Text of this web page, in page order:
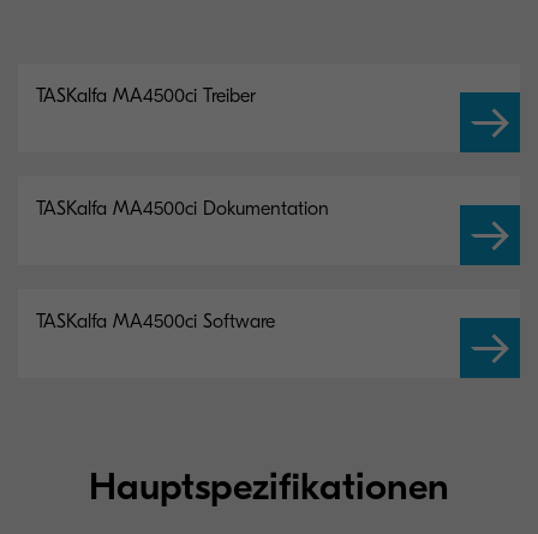
TASKalfa MA4500ci Treiber
TASKalfa MA4500ci Dokumentation
TASKalfa MA4500ci Software
Hauptspezifikationen